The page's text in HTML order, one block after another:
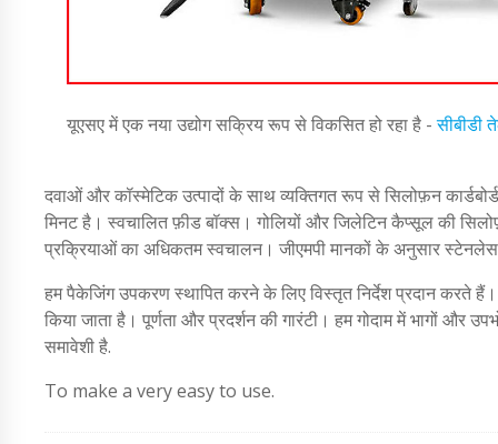
यूएसए में एक नया उद्योग सक्रिय रूप से विकसित हो रहा है -सीबीडी
दवाओं और कॉस्मेटिक उत्पादों के साथ व्यक्तिगत रूप से सिलोफ़न
मिनट है। स्वचालित फ़ीड बॉक्स। गोलियों और जिलेटिन कैप्सूल की
प्रक्रियाओं का अधिकतम स्वचालन। जीएमपी मानकों के अनुसार
हम पैकेजिंग उपकरण स्थापित करने के लिए विस्तृत निर्देश प्रदान करते
किया जाता है। पूर्णता और प्रदर्शन की गारंटी। हम गोदाम में भागों और
समावेशी है.
To make a very easy to use.